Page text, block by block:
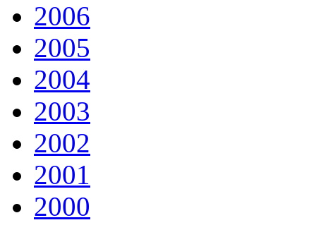
2006
2005
2004
2003
2002
2001
2000